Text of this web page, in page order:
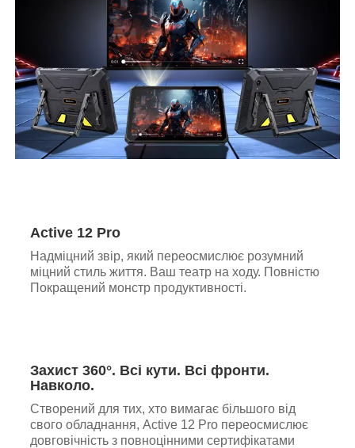
Active 12 Pro
Надміцний звір, який переосмислює розумний
міцний стиль життя. Ваш театр на ходу. Повністю
Покращений монстр продуктивності.
Захист 360°. Всі кути. Всі фронти.
Навколо.
Створений для тих, хто вимагає більшого від
свого обладнання, Active 12 Pro переосмислює
довговічність з повноцінними сертифікатами